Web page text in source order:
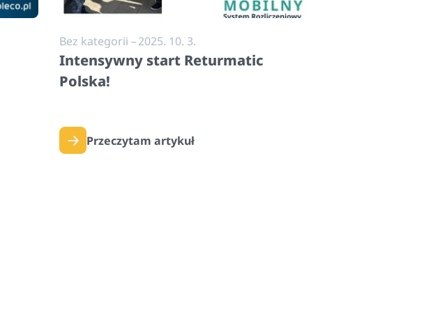
Bez kategorii –2025. 10. 3.
Intensywny start Returmatic
Polska!
Przeczytam artykuł